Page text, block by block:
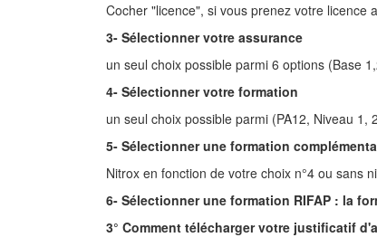
Cocher "licence", si vous prenez votre licence
3- Sélectionner votre assurance
un seul choix possible parmi 6 options (Base
4- Sélectionner votre formation
un seul choix possible parmi (PA12, Niveau 1,
5- Sélectionner une formation
Nitrox en fonction de votre choix n°4 ou sans
6- Sélectionner une formation RIFAP : la
3° Comment télécharger votre justificatif